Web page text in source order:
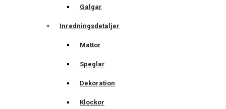
Galgar
Inredningsdetaljer
Mattor
Speglar
Dekoration
Klockor